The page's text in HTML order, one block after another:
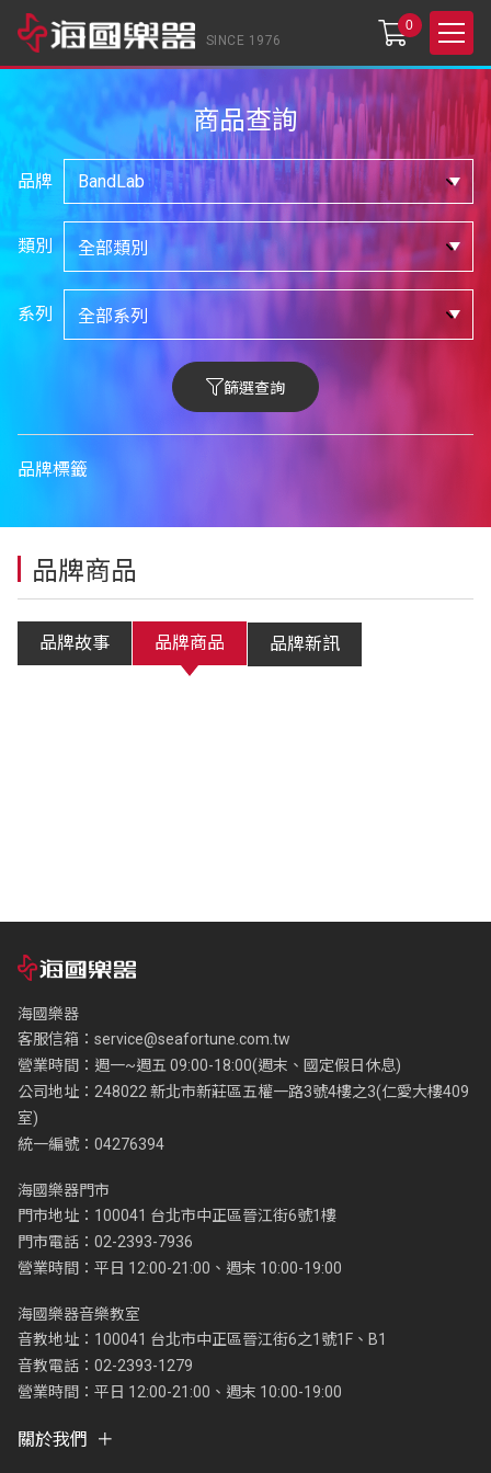
SINCE 1976
0
商品查詢
品牌
類別
系列
篩選查詢
品牌標籤
品牌商品
品牌故事 品牌商品 品牌新訊
海國樂器
客服信箱： service@seafortune.com.tw
營業時間：週一~週五 09:00-18:00(週末、國定假日休息)
公司地址：248022 新北市新莊區五權一路3號4樓之3(仁愛大樓409
室)
統一編號：04276394
海國樂器門市
門市地址：100041 台北市中正區晉江街6號1樓
門市電話：02-2393-7936
營業時間：平日 12:00-21:00、週末 10:00-19:00
海國樂器音樂教室
音教地址：100041 台北市中正區晉江街6之1號1F、B1
音教電話：02-2393-1279
營業時間：平日 12:00-21:00、週末 10:00-19:00
關於我們